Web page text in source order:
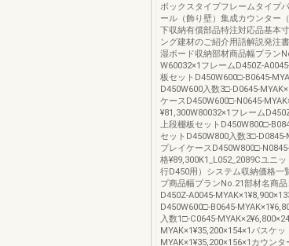
ボックスタイプフレームタイプ
ール（飾り壁）集成カウンター
下収納有償部品特注対応品基本
ング建材のご紹介用語解説発注
湿ボード収納部材商品幅プラン
W60032×1フレームD450Z-
板セットD450W600□-B0645-
D450W600入数3□-D0645-
ケースD450W600□-N0645-
¥81,300W80032×1フレーム
上段棚板セットD450W800□-
セットD450W800入数3□-
プレイケースD450W800□-
格¥89,300K1_L052_2089Cユニ
行D450用）システム収納価格一
プ商品幅プランNo.21部材名商
D450Z-A0045-
D450W600□-B0645-
入数1□-C0645-
MYAK×1¥35,200×154×1バスケ
MYAK×1¥35,200×156×1カウン